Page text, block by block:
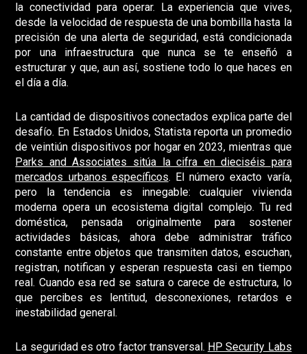
la conectividad para operar. La experiencia que vives,
desde la velocidad de respuesta de una bombilla hasta la
precisión de una alerta de seguridad, está condicionada
por una infraestructura que nunca se te enseñó a
estructurar y que, aun así, sostiene todo lo que haces en
el día a día.
La cantidad de dispositivos conectados explica parte del
desafío. En Estados Unidos, Statista reporta un promedio
de veintiún dispositivos por hogar en 2023, mientras que
Parks and Associates sitúa la cifra en dieciséis para
mercados urbanos específicos. El número exacto varía,
pero la tendencia es innegable: cualquier vivienda
moderna opera un ecosistema digital complejo. Tu red
doméstica, pensada originalmente para sostener
actividades básicas, ahora debe administrar tráfico
constante entre objetos que transmiten datos, escuchan,
registran, notifican y esperan respuesta casi en tiempo
real. Cuando esa red se satura o carece de estructura, lo
que percibes es lentitud, desconexiones, retardos e
inestabilidad general.
La seguridad es otro factor transversal. HP Security Labs